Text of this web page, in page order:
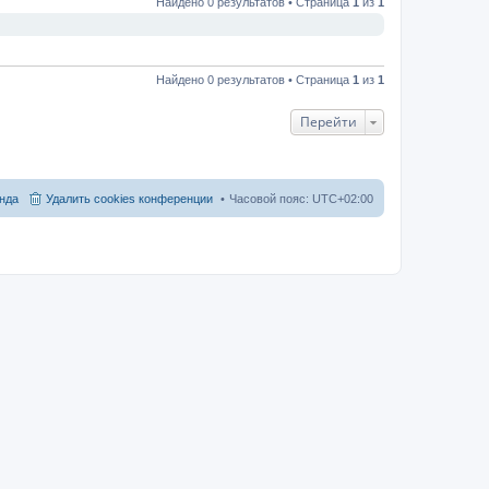
Найдено 0 результатов • Страница 1 из 1
Перейти
Часовой пояс: UTC+02:00
Удалить cookies конференции